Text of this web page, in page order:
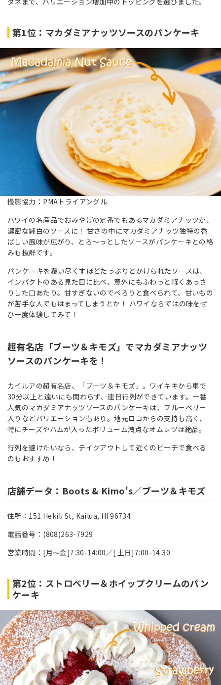
第1位：マカダミアナッツソースのパンケーキ
撮影協力：PMAトライアングル
ハワイの名産品でおみやげの定番でもあるマカダミアナッツが、
濃密な純白のソースに！ 甘さの中にマカダミアナッツ独特の香
ばしい風味が広がり、とろ～っとしたソースがパンケーキとの絡
みも抜群です。
パンケーキを覆い尽くすほどたっぷりとかけられたソースは、
インパクトのある見た目に比べ、意外にもふわっと軽くあっさ
りした口あたり。甘すぎないのでぺろりと食べられて、甘いもの
が苦手な人でもはまってしまうとか！ ハワイならではの味をぜ
ひ一度体験してみて！
超有名店「ブーツ＆キモズ」でマカダミアナッツ
ソースのパンケーキを！
カイルアの超有名店、「ブーツ＆キモズ」。ワイキキから車で
30分以上と遠いにも関わらず、連日行列ができています。一番
人気のマカダミアナッツソースのパンケーキは、ブルーベリー
入りなどバリエーションもあり。地元ロコからの支持も高く、
特にチーズやハムが入ったボリューム満点なオムレツは絶品。
行列を避けたいなら、テイクアウトして近くのビーチで食べる
のもおすすめ！
店舗データ：Boots & Kimo's／ブーツ＆キモズ
住所：151 Hekili St, Kailua, HI 96734
電話番号：(808)263-7929
営業時間：[月～金]7:30-14:00／[ 土日]7:00-14:30
第2位：ストロベリー＆ホイップクリームのパン
ケーキ